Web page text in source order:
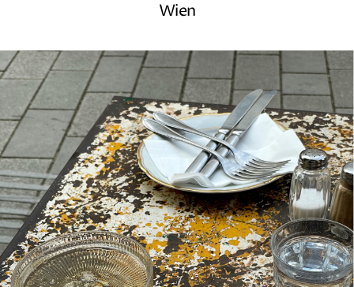
Wien